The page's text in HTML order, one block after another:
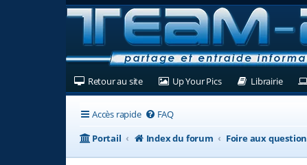
Retour au site(Ouvre un nouvel onglet)
Up Your Pics(Ouvre un nouvel
Librairie
Accès rapide FAQ
Portail
Index du forum Foire aux